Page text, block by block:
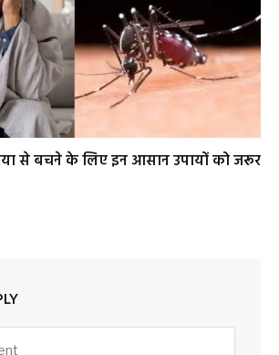
से बचने के लिए इन आसान उपायों को जरूर